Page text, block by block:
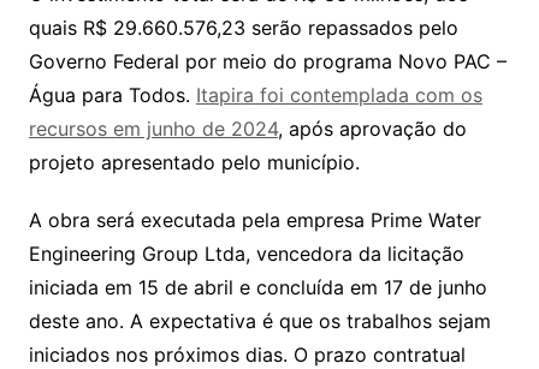
quais R$ 29.660.576,23 serão repassados pelo
Governo Federal por meio do programa Novo PAC –
Água para Todos. Itapira foi contemplada com os
recursos em junho de 2024, após aprovação do
projeto apresentado pelo município.
A obra será executada pela empresa Prime Water
Engineering Group Ltda, vencedora da licitação
iniciada em 15 de abril e concluída em 17 de junho
deste ano. A expectativa é que os trabalhos sejam
iniciados nos próximos dias. O prazo contratual